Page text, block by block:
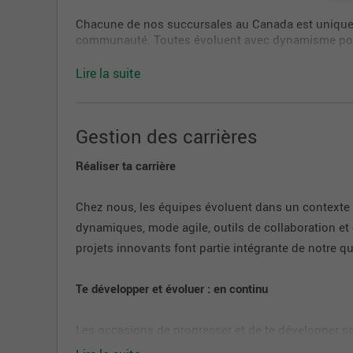
Chacune de nos succursales au Canada est
communauté. Toutes évoluent avec dynamisme
Nos centres d'appels
des rôles spécialisés. Chaque centre a sa
technologique.
Rendez-vous à Montréal, à la Place Banque
être WELL, nos locaux sont à la fine pointe de la
dynamiques de travail pour favoriser la
Développé en prévoyant le mode de travail
Lire la suite
Gestion des carrières
Réaliser ta carrière
Chez nous, les équipes évoluent dans un
dynamiques, mode agile, outils de collaboration
projets innovants font partie intégrante de notre
Te développer et évoluer : en continu